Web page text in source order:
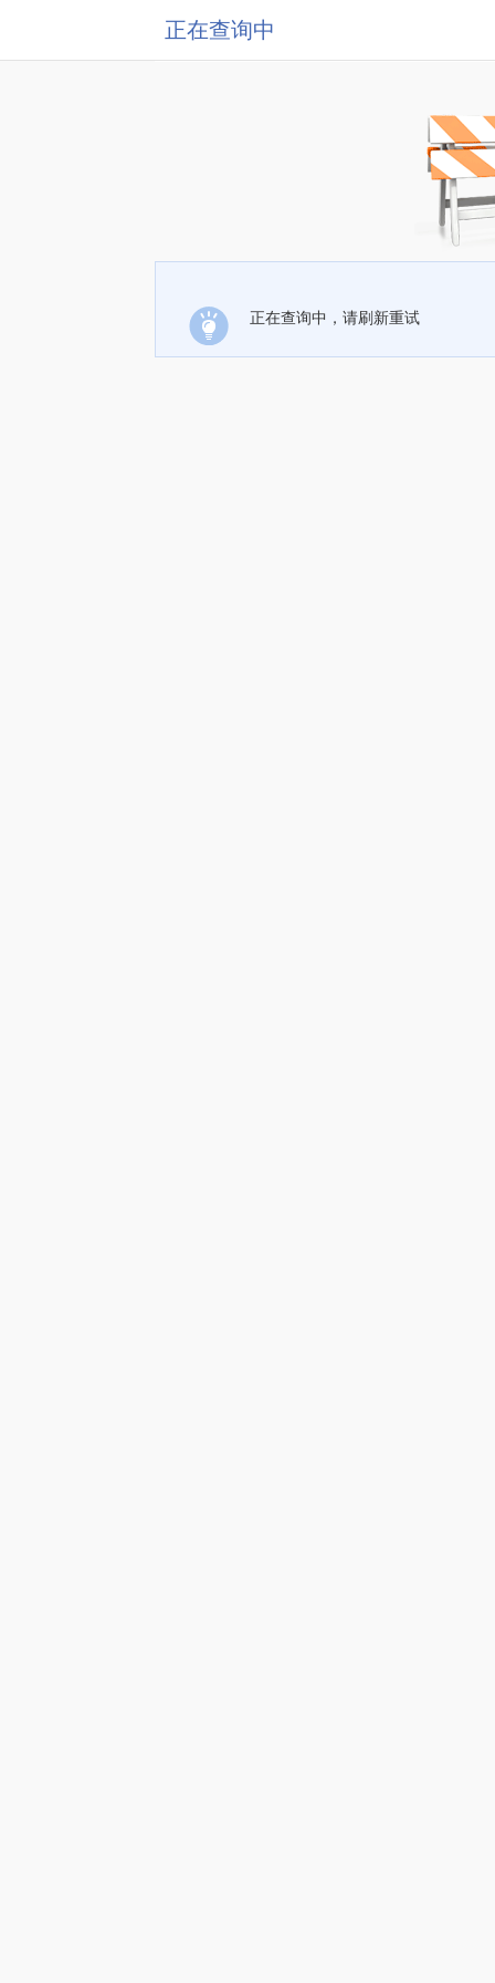
正在查询中
正在查询中，请刷新重试